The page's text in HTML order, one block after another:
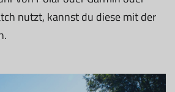
nutzt, kannst du diese mit der